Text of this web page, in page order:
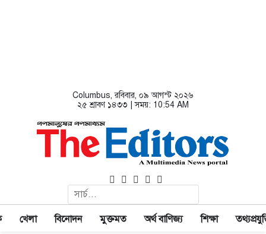
Columbus, রবিবার, ০৯ আগস্ট ২০২৬
২৫ শ্রাবণ ১৪৩৩ | সময়: 10:54 AM
খেলা বিনোদন মুক্তমত অর্থ বাণিজ্য শিক্ষা